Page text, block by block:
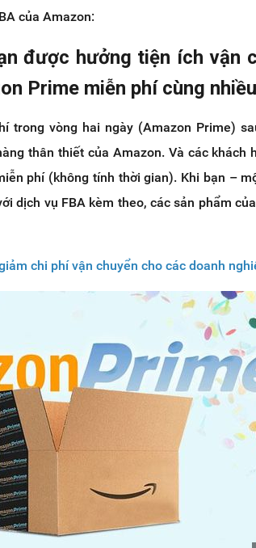
của Amazon:
được hưởng tiện ích vận
Prime miễn phí cùng
trong vòng hai ngày (Amazon Prime)
thân thiết của Amazon. Và các khách
phí (không tính thời gian). Khi bạn –
dịch vụ FBA kèm theo, các sản phẩm
chi phí vận chuyển cho các doanh